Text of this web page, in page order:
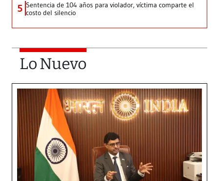
5 Sentencia de 104 años para violador, víctima comparte el
costo del silencio
Lo Nuevo